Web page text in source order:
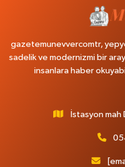
gazetemunevvercomtr,
sadelik ve modernizmi bir
insanlara haber
İstasyon